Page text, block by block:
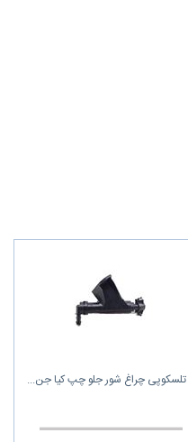
تلسکوپی چراغ شور جلو چپ کیا جن